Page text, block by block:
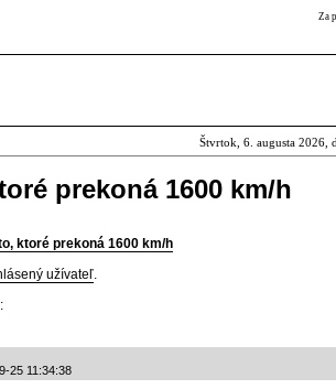
Za
Štvrtok, 6. augusta 2026,
prekoná 1600 km/h
ktoré prekoná 1600 km/h
užívateľ.
25 11:34:38